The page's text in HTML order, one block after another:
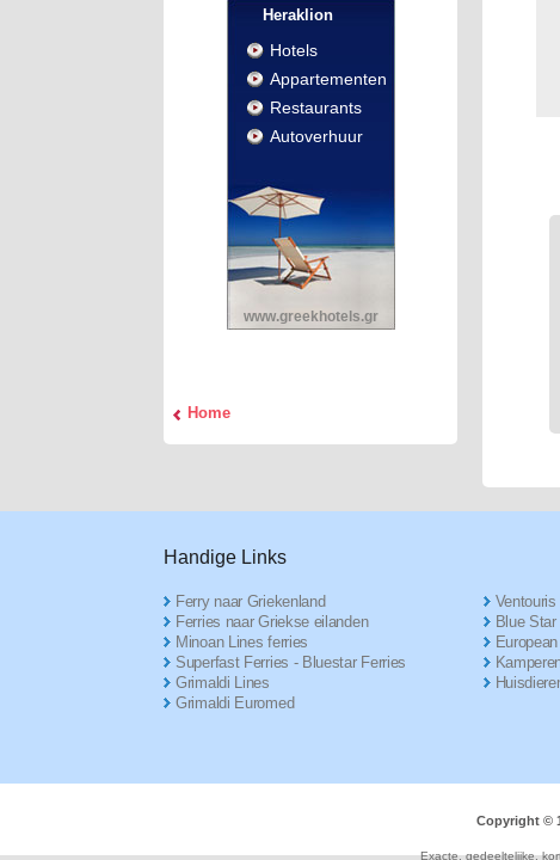
Heraklion
Hotels
Appartementen
Restaurants
Autoverhuur
www.greekhotels.gr
Home
Handige Links
Ferry naar Griekenland
Ferries naar Griekse eilanden
Minoan Lines ferries
Superfast Ferries - Bluestar Ferries
Grimaldi Lines
Grimaldi Euromed
Ventouris
Blue
Copyright ©
Exacte, gedeeltelijke,